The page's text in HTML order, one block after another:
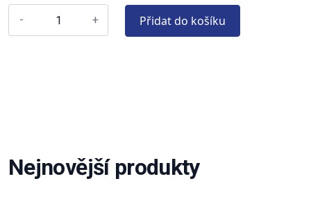
- + Přidat do košíku
Nejnovější produkty